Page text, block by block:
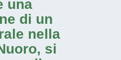
una
di un
nella
, si